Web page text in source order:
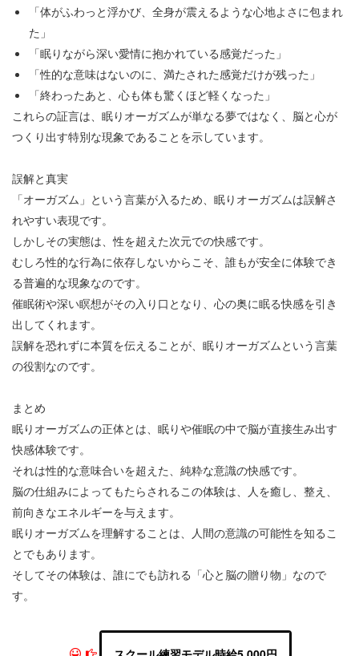
「体がふわっと浮かび、全身が震えるような心地よさに包まれ
た」
「眠りながら深い愛情に抱かれている感覚だった」
「性的な意味はないのに、満たされた感覚だけが残った」
「終わったあと、心も体も驚くほど軽くなった」
これらの証言は、眠りオーガズムが単なる夢ではなく、脳と心が
つくり出す特別な現象であることを示しています。
誤解と真実
「オーガズム」という言葉が入るため、眠りオーガズムは誤解さ
れやすい表現です。
しかしその実態は、性を超えた次元での快感です。
むしろ性的な行為に依存しないからこそ、誰もが安全に体験でき
る普遍的な現象なのです。
催眠術や深い瞑想がその入り口となり、心の奥に眠る快感を引き
出してくれます。
誤解を恐れずに本質を伝えることが、眠りオーガズムという言葉
の役割なのです。
まとめ
眠りオーガズムの正体とは、眠りや催眠の中で脳が直接生み出す
快感体験です。
それは性的な意味合いを超えた、純粋な意識の快感です。
脳の仕組みによってもたらされるこの体験は、人を癒し、整え、
前向きなエネルギーを与えます。
眠りオーガズムを理解することは、人間の意識の可能性を知るこ
とでもあります。
そしてその体験は、誰にでも訪れる「心と脳の贈り物」なので
す。